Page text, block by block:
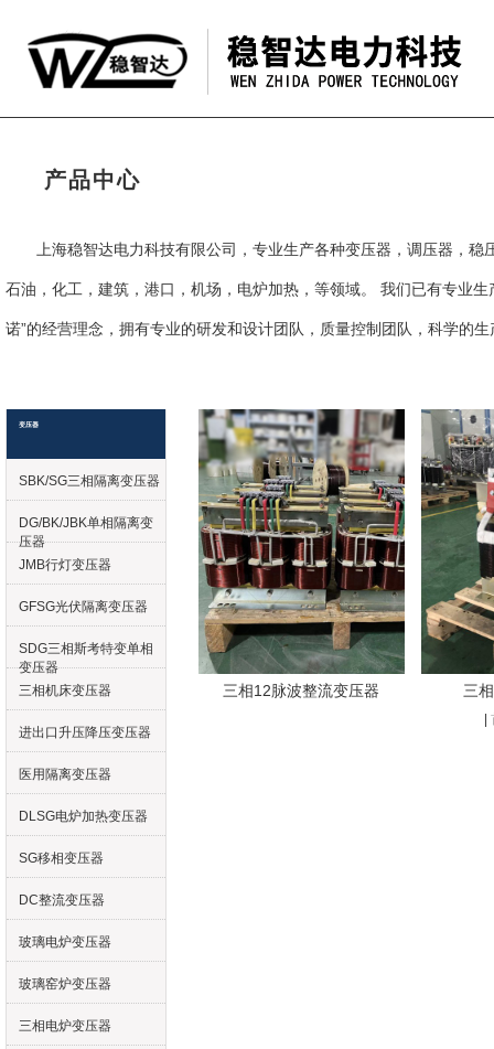
产品中心
上海稳智达电力科技有限公司，专业生产各种变压器，调压器，
石油，化工，建筑，港口，机场，电炉加热，等领域。 我们已有专业
诺”的经营理念，拥有专业的研发和设计团队，质量控制团队，科学的
变压器
SBK/SG三相隔离变压器
DG/BK/JBK单相隔离变
压器
JMB行灯变压器
GFSG光伏隔离变压器
SDG三相斯考特变单相
变压器
三相机床变压器
进出口升压降压变压器
医用隔离变压器
DLSG电炉加热变压器
SG移相变压器
DC整流变压器
玻璃电炉变压器
玻璃窑炉变压器
三相电炉变压器
三相12脉波整流变压器 三
|